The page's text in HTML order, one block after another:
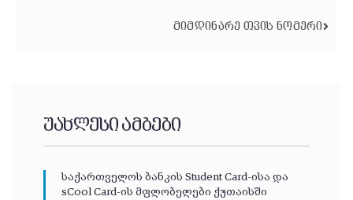
ᲛᲘᲛᲓᲘᲜᲐᲠᲔ ᲗᲕᲘᲡ ᲜᲝᲛᲔᲠᲘ
უახლესი ამბები
საქართველოს ბანკის Student Card-ისა და
sCool Card-ის მფლობელები ქუთაისში